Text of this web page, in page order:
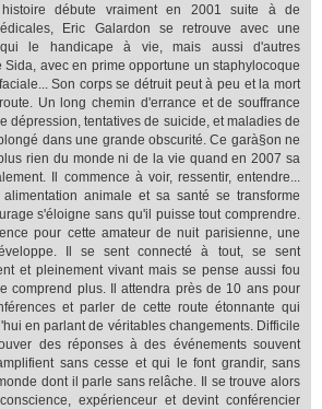
débute vraiment en 2001 suite à de
Eric Galardon se retrouve avec une
qui le handicape à vie, mais aussi d'autres
avec en prime opportune un staphylocoque
Son corps se détruit peut à peu et la mort
Un long chemin d'errance et de souffrance
dépression, tentatives de suicide, et maladies de
dans une grande obscurité. Ce garà§on ne
rien du monde ni de la vie quand en 2007 sa
Il commence à voir, ressentir, entendre...
animale et sa santé se transforme
s'éloigne sans qu'il puisse tout comprendre.
pour cette amateur de nuit parisienne, une
Il se sent connecté à tout, se sent
et pleinement vivant mais se pense aussi fou
comprend plus. Il attendra près de 10 ans pour
et parler de cette route étonnante qui
en parlant de véritables changements. Difficile
des réponses à des événements souvent
sans cesse et qui le font grandir, sans
dont il parle sans relâche. Il se trouve alors
expérienceur et devint conférencier